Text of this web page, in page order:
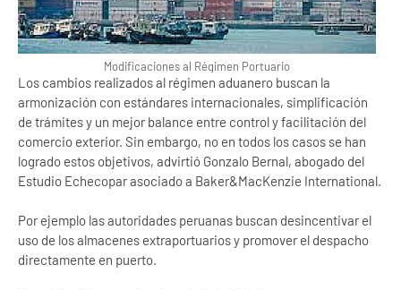
Modificaciones al Régimen Portuario
Los cambios realizados al régimen aduanero buscan la
armonización con estándares internacionales, simplificación
de trámites y un mejor balance entre control y facilitación del
comercio exterior. Sin embargo, no en todos los casos se han
logrado estos objetivos, advirtió Gonzalo Bernal, abogado del
Estudio Echecopar asociado a Baker&MacKenzie International.
Por ejemplo las autoridades peruanas buscan desincentivar el
uso de los almacenes extraportuarios y promover el despacho
directamente en puerto.